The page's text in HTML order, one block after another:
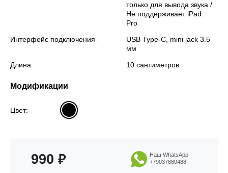
только для вывода звука /
Не поддерживает iPad
Pro
Интерфейс подключения
USB Type-C, mini jack 3.5
мм
Длина
10 сантиметров
Модификации
Цвет:
990 ₽
Наш WhatsApp
+79037880488